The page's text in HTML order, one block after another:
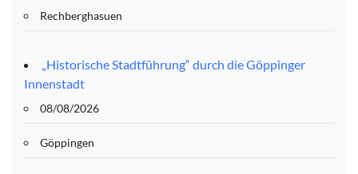
Rechberghasuen
„Historische Stadtführung“ durch die Göppinger
Innenstadt
08/08/2026
Göppingen